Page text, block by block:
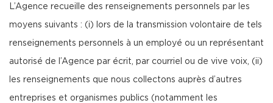
L’Agence recueille des renseignements personnels par les
moyens suivants : (i) lors de la transmission volontaire de tels
renseignements personnels à un employé ou un représentant
autorisé de l’Agence par écrit, par courriel ou de vive voix, (ii)
les renseignements que nous collectons auprès d’autres
entreprises et organismes publics (notamment les